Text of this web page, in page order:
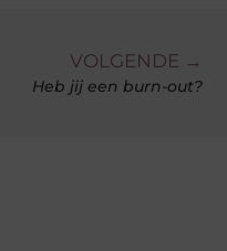
VOLGENDE →
Heb jij een burn-out?